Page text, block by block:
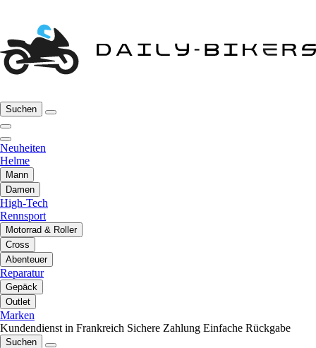
Suchen
Neuheiten
Helme
Mann
Damen
High-Tech
Rennsport
Motorrad & Roller
Cross
Abenteuer
Reparatur
Gepäck
Outlet
Marken
Kundendienst in Frankreich Sichere Zahlung Einfache Rückgabe
Suchen